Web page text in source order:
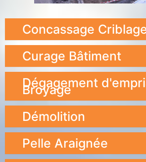
Concassage
Curage Bâtiment
Dégagement
Broyage
Démolition
Pelle Araignée